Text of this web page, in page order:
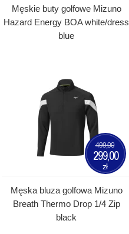
Męskie buty golfowe Mizuno
Hazard Energy BOA white/dress
blue
Męska bluza golfowa Mizuno
Breath Thermo Drop 1/4 Zip
black
499,00
299,00
zł